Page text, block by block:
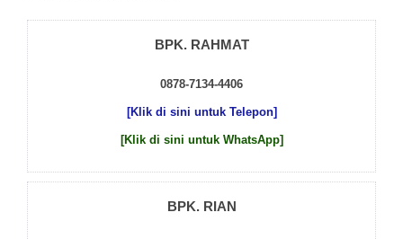
BPK. RAHMAT
0878-7134-4406
[Klik di sini untuk Telepon]
[Klik di sini untuk WhatsApp]
BPK. RIAN